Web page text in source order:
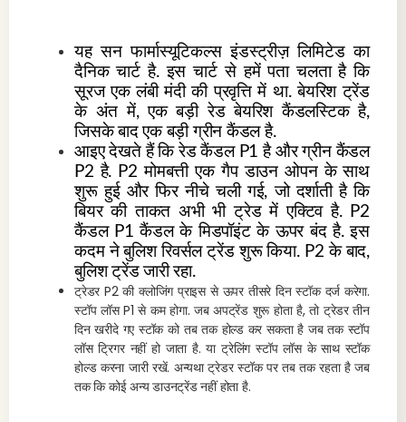
यह सन फार्मास्यूटिकल्स इंडस्ट्रीज़ लिमिटेड का
दैनिक चार्ट है. इस चार्ट से हमें पता चलता है कि
सूरज एक लंबी मंदी की प्रवृत्ति में था. बेयरिश ट्रेंड
के अंत में, एक बड़ी रेड बेयरिश कैंडलस्टिक है,
जिसके बाद एक बड़ी ग्रीन कैंडल है.
आइए देखते हैं कि रेड कैंडल P1 है और ग्रीन कैंडल
P2 है. P2 मोमबत्ती एक गैप डाउन ओपन के साथ
शुरू हुई और फिर नीचे चली गई, जो दर्शाती है कि
बियर की ताकत अभी भी ट्रेड में एक्टिव है. P2
कैंडल P1 कैंडल के मिडपॉइंट के ऊपर बंद है. इस
कदम ने बुलिश रिवर्सल ट्रेंड शुरू किया. P2 के बाद,
बुलिश ट्रेंड जारी रहा.
ट्रेडर P2 की क्लोजिंग प्राइस से ऊपर तीसरे दिन स्टॉक दर्ज करेगा.
स्टॉप लॉस P1 से कम होगा. जब अपट्रेंड शुरू होता है, तो ट्रेडर तीन
दिन खरीदे गए स्टॉक को तब तक होल्ड कर सकता है जब तक स्टॉप
लॉस ट्रिगर नहीं हो जाता है. या ट्रेलिंग स्टॉप लॉस के साथ स्टॉक
होल्ड करना जारी रखें. अन्यथा ट्रेडर स्टॉक पर तब तक रहता है जब
तक कि कोई अन्य डाउनट्रेंड नहीं होता है.